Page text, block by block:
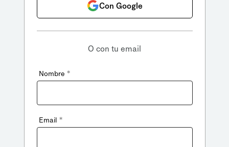
Con Google
O con tu email
Nombre *
Email *